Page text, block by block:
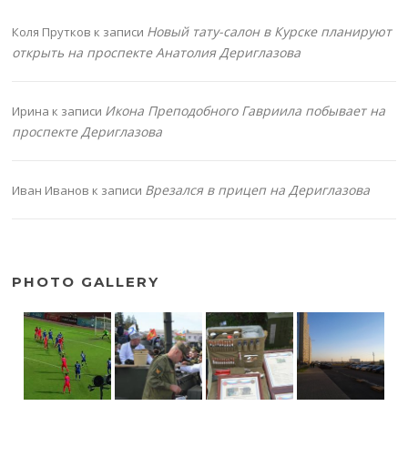
Коля Прутков к записи Новый тату-салон в Курске планируют
открыть на проспекте Анатолия Дериглазова
Ирина к записи Икона Преподобного Гавриила побывает на
проспекте Дериглазова
Иван Иванов к записи Врезался в прицеп на Дериглазова
PHOTO GALLERY